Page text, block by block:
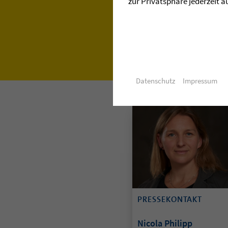
PRESSEKONTAKT
Nicola Philipp
Datenschutz Impressum